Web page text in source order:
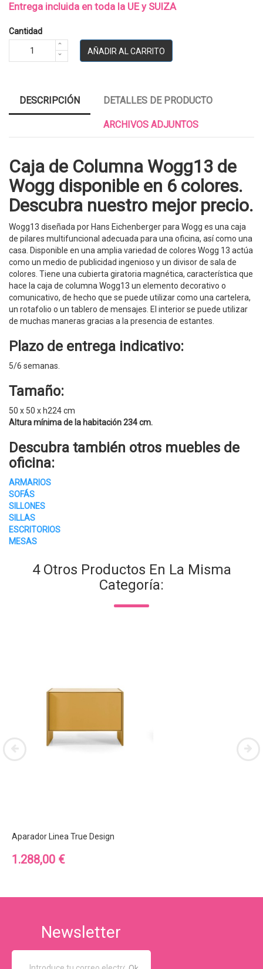
Entrega incluida en toda la UE y SUIZA
Cantidad
AÑADIR AL CARRITO
DESCRIPCIÓN DETALLES DE PRODUCTO
ARCHIVOS ADJUNTOS
Caja de Columna Wogg13 de
Wogg disponible en 6 colores.
Descubra nuestro mejor precio.
Wogg13 diseñada por Hans Eichenberger para Wogg es una caja
de pilares multifuncional adecuada para una oficina, así como una
casa. Disponible en una amplia variedad de colores Wogg 13 actúa
como un medio de publicidad ingenioso y un divisor de sala de
colores. Tiene una cubierta giratoria magnética, característica que
hace la caja de columna Wogg13 un elemento decorativo o
comunicativo, de hecho que se puede utilizar como una cartelera,
un rotafolio o un tablero de mensajes. El interior se puede utilizar
de muchas maneras gracias a la presencia de estantes.
Plazo de entrega indicativo:
5/6 semanas.
Tamaño:
50 x 50 x h224 cm
Altura mínima de la habitación 234 cm.
Descubra también otros muebles de
oficina:
ARMARIOS
SOFÁS
SILLONES
SILLAS
ESCRITORIOS
MESAS
4 Otros Productos En La Misma
Categoría:
Aparador Linea True Design
Precio
1.288,00 €
Newsletter